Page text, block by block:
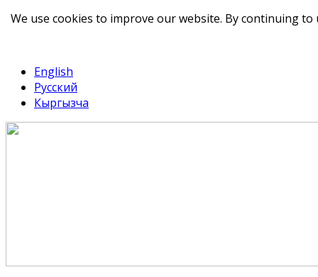
English
Русский
Кыргызча
We use cookies to improve our website. By continuing